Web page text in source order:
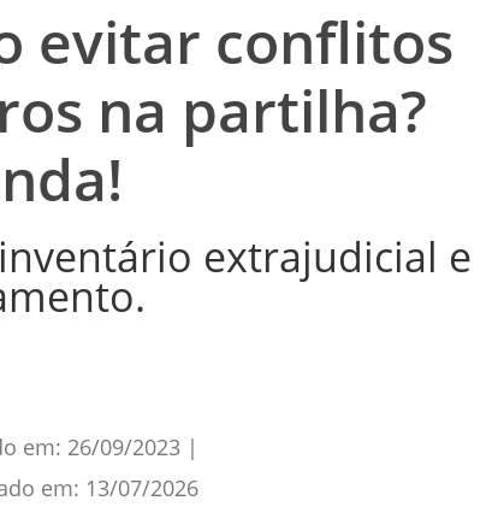
evitar conflitos
na partilha?
extrajudicial e
em: 26/09/2023 |
em: 13/07/2026